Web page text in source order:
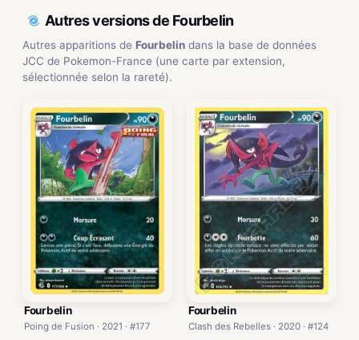
Autres versions de Fourbelin
Autres apparitions de Fourbelin dans la base de données
JCC de Pokemon-France (une carte par extension,
sélectionnée selon la rareté).
Fourbelin
Poing de Fusion · 2021 · #177
Fourbelin
Clash des Rebelles · 2020 · #124